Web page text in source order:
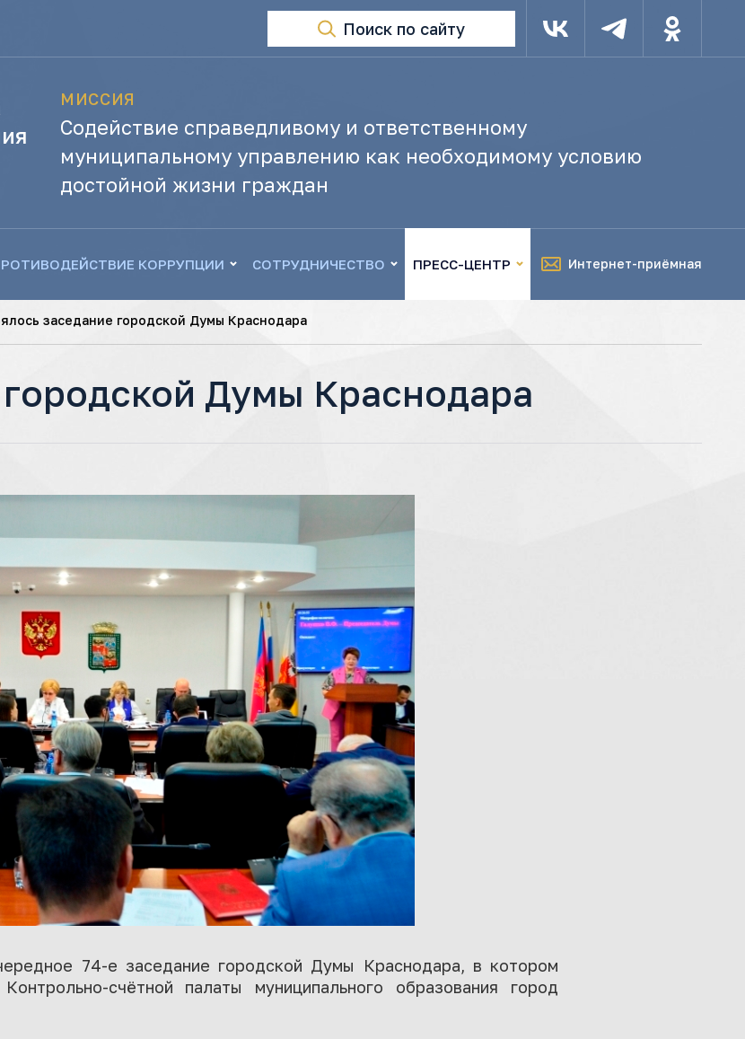
Поиск по сайту
МИССИЯ
Содействие справедливому и ответственному
муниципальному управлению как необходимому условию
достойной жизни граждан
КОРРУПЦИИ СОТРУДНИЧЕСТВО ПРЕСС-ЦЕНТР Интернет-приёмная
заседание городской Думы Краснодара
Думы Краснодара
74-е заседание городской Думы Краснодара, в котором
счётной палаты муниципального образования город